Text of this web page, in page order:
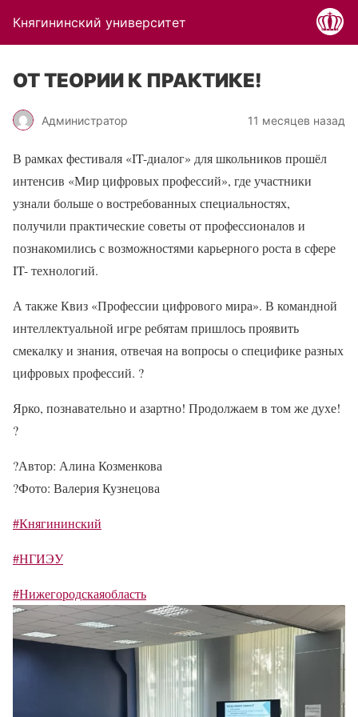
Княгининский университет
ОТ ТЕОРИИ К ПРАКТИКЕ!
Администратор 11 месяцев назад
В рамках фестиваля «IT-диалог» для школьников прошёл
интенсив «Мир цифровых профессий», где участники
узнали больше о востребованных специальностях,
получили практические советы от профессионалов и
познакомились с возможностями карьерного роста в сфере
IT- технологий.
А также Квиз «Профессии цифрового мира». В командной
интеллектуальной игре ребятам пришлось проявить
смекалку и знания, отвечая на вопросы о специфике разных
цифровых профессий. ?
Ярко, познавательно и азартно! Продолжаем в том же духе!
?
?Автор: Алина Козменкова
?Фото: Валерия Кузнецова
#Княгининский
#НГИЭУ
#Нижегородскаяобласть